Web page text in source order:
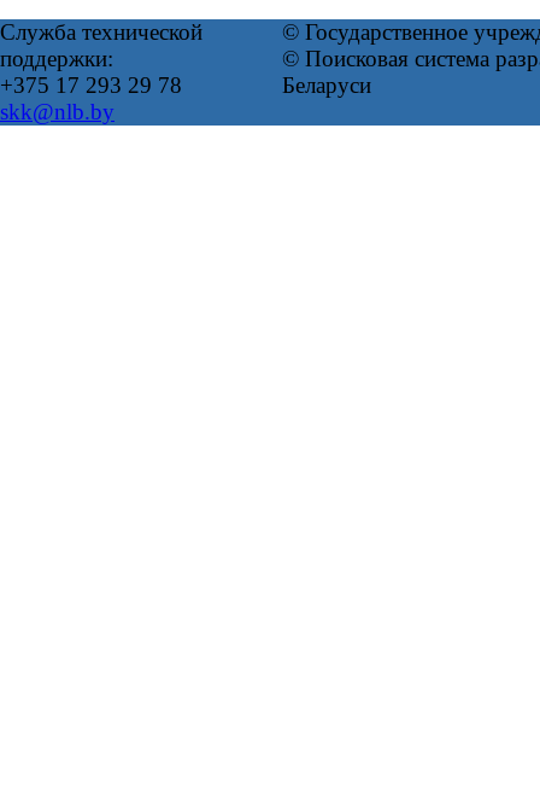
Служба технической
поддержки:
+375 17 293 29 78
skk@nlb.by
© Государственное
© Поисковая система
Беларуси